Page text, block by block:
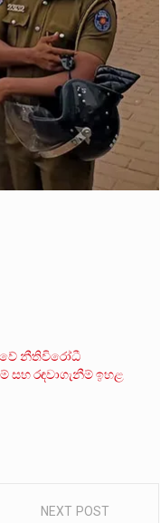
නීතිවිරෝධී
සහ රඳවාගැනීම් ඉහළ
NEXT POST